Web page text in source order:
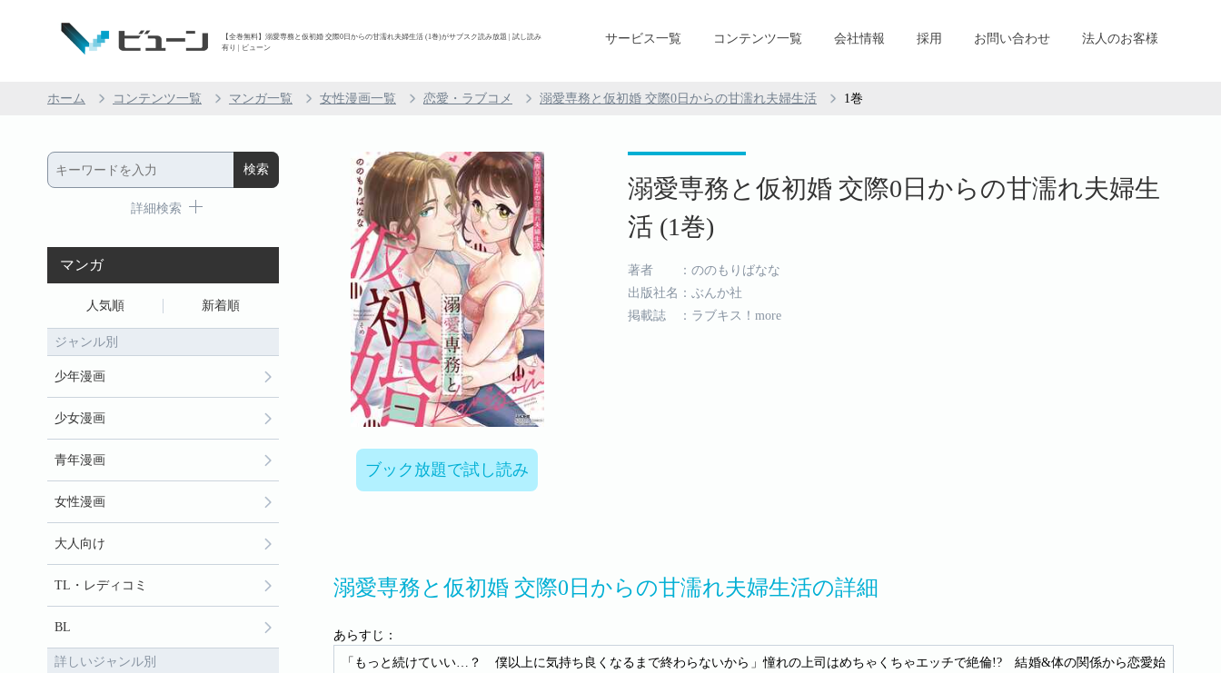
【全巻無料】溺愛専務と仮初婚 交際0日からの甘濡れ夫婦生活 (1巻)がサブスク読み放題 | 試し読み
有り | ビューン
サービス一覧 コンテンツ一覧 会社情報 採用 お問い合わせ 法人のお客様
ホーム コンテンツ一覧 マンガ一覧 女性漫画一覧 恋愛・ラブコメ 溺愛専務と仮初婚 交際0日からの甘濡れ夫婦生活 1巻
ブック放題で試し読み
溺愛専務と仮初婚 交際0日からの甘濡れ夫婦生
活 (1巻)
著者 ：ののもりばなな
出版社名：ぶんか社
掲載誌 ：ラブキス！more
溺愛専務と仮初婚 交際0日からの甘濡れ夫婦生活の詳細
あらすじ：
「もっと続けていい…？ 僕以上に気持ち良くなるまで終わらないから」憧れの上司はめちゃくちゃエッチで絶倫!? 結婚&体の関係から恋愛始
詳細検索
マンガ
人気順 新着順
ジャンル別
少年漫画
少女漫画
青年漫画
女性漫画
大人向け
TL・レディコミ
BL
詳しいジャンル別